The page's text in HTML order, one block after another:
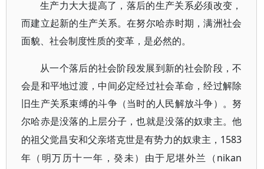
生产力大大提高了，落后的生产关系必须改变，
而建立起新的生产关系。在努尔哈赤时期，满洲社会
面貌、社会制度性质的变革，是必然的。
从一个落后的社会阶段发展到新的社会阶段，不
会是和平地过渡，中间必定经过社会革命，经过解除
旧生产关系束缚的斗争（当时的人民解放斗争）。努
尔哈赤是没落的上层分子，也就是没落的奴隶主。他
的祖父觉昌安和父亲塔克世是有势力的奴隶主， 1583
年（明万历十一年，癸未）由于尼堪外兰（nikan